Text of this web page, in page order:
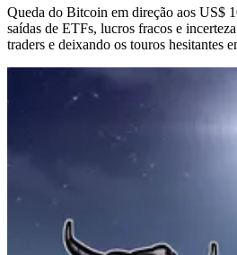
Queda do Bitcoin em direção aos US$
saídas de ETFs, lucros fracos e
traders e deixando os touros hesitantes